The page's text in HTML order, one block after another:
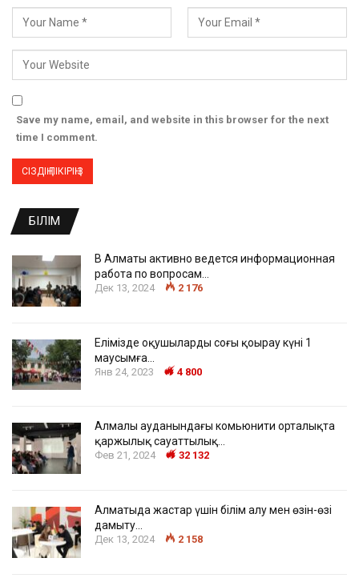
Save my name, email, and website in this browser for the next
time I comment.
БІЛІМ
В Алматы активно ведется информационная
работа по вопросам…
Дек 13, 2024 2 176
Елімізде оқушылардың соңғы қоңырау күні 1
маусымға…
Янв 24, 2023 4 800
Алмалы ауданындағы комьюнити орталықта
қаржылық сауаттылық…
Фев 21, 2024 32 132
Алматыда жастар үшін білім алу мен өзін-өзі
дамыту…
Дек 13, 2024 2 158